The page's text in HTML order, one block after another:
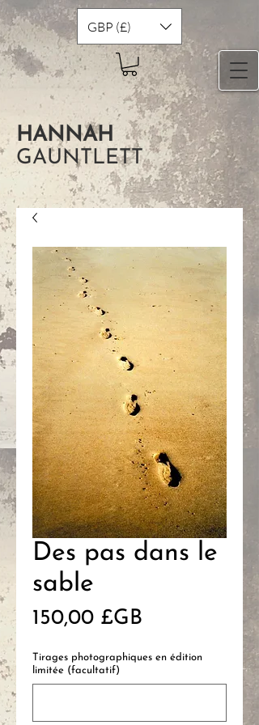
GBP (£)
HANNAH
GAUNTLETT
Des pas dans le
sable
150,00 £GB
Tirages photographiques en édition
limitée (facultatif)